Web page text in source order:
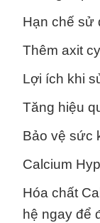
Hạn chế sử
Thêm axit
Lợi ích khi
Tăng hiệu
Bảo vệ sức
Calcium
Hóa chất
hệ ngay để